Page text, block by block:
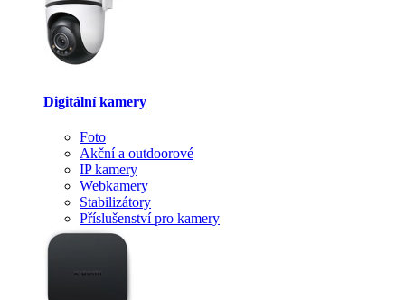
Digitální kamery
Foto
Akční a outdoorové
IP kamery
Webkamery
Stabilizátory
Příslušenství pro kamery